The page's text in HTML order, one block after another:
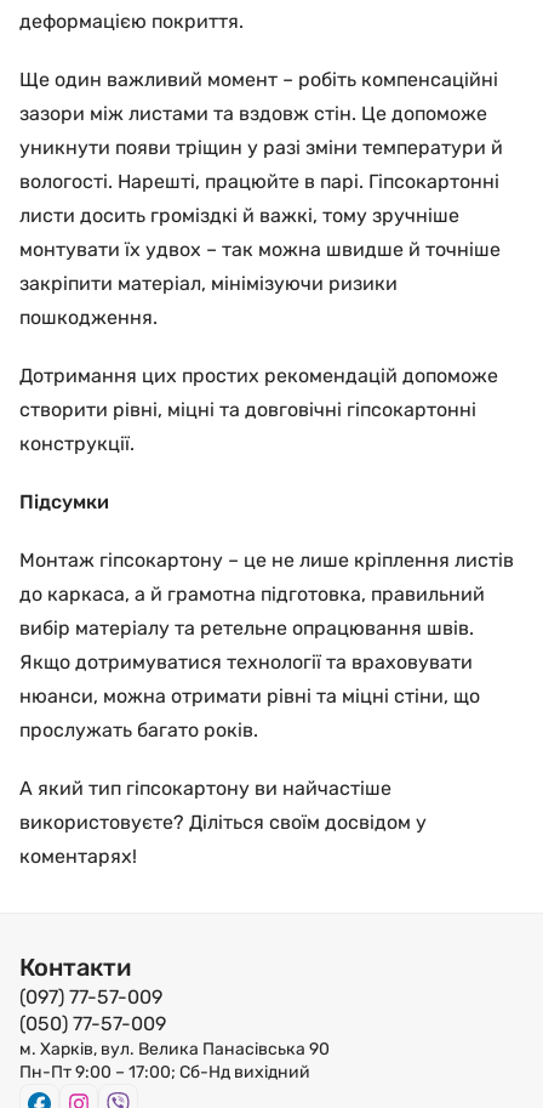
деформацією покриття.
Ще один важливий момент – робіть компенсаційні
зазори між листами та вздовж стін. Це допоможе
уникнути появи тріщин у разі зміни температури й
вологості. Нарешті, працюйте в парі. Гіпсокартонні
листи досить громіздкі й важкі, тому зручніше
монтувати їх удвох – так можна швидше й точніше
закріпити матеріал, мінімізуючи ризики
пошкодження.
Дотримання цих простих рекомендацій допоможе
створити рівні, міцні та довговічні гіпсокартонні
конструкції.
Підсумки
Монтаж гіпсокартону – це не лише кріплення листів
до каркаса, а й грамотна підготовка, правильний
вибір матеріалу та ретельне опрацювання швів.
Якщо дотримуватися технології та враховувати
нюанси, можна отримати рівні та міцні стіни, що
прослужать багато років.
А який тип гіпсокартону ви найчастіше
використовуєте? Діліться своїм досвідом у
коментарях!
Контакти
(097) 77-57-009
(050) 77-57-009
м. Харків, вул. Велика Панасівська 90
Пн-Пт 9:00 – 17:00; Сб-Нд вихідний